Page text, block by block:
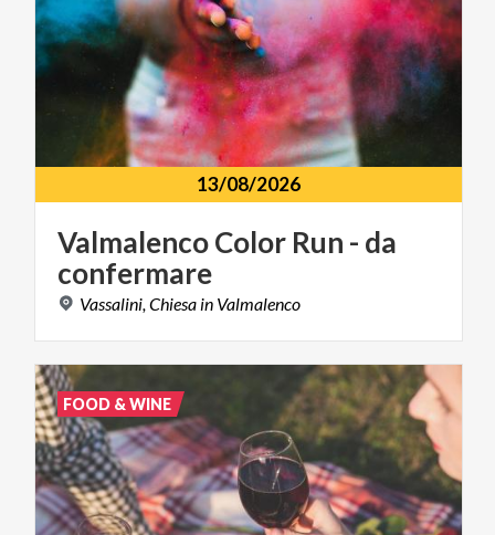
13/08/2026
ValmalencoColor Run - da
confermare
Vassalini,Chiesa in Valmalenco
FOOD & WINE